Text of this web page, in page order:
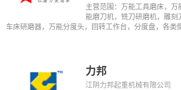
主营范围：万能工具磨床，
能磨刀机，铣刀研磨机，雕刻
车床研磨器，万能分度头，回转工作台，分度盘，各类
力邦
江阴力邦起重机械有限公司